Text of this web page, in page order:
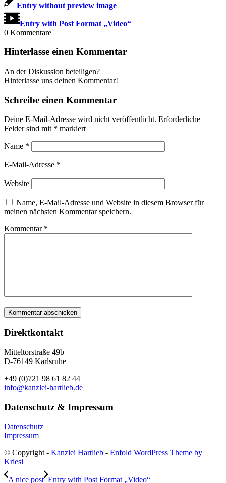
Entry without preview image
Entry with Post Format „Video“
0 Kommentare
Hinterlasse einen Kommentar
An der Diskussion beteiligen?
Hinterlasse uns deinen Kommentar!
Schreibe einen Kommentar
Deine E-Mail-Adresse wird nicht veröffentlicht. Erforderliche
Felder sind mit * markiert
Name *
E-Mail-Adresse *
Website
Name, E-Mail-Adresse und Website in diesem Browser für
meinen nächsten Kommentar speichern.
Kommentar *
Direktkontakt
Mitteltorstraße 49b
D-76149 Karlsruhe
+49 (0)721 98 61 82 44
info@kanzlei-hartlieb.de
Datenschutz & Impressum
Datenschutz
Impressum
© Copyright - Kanzlei Hartlieb - Enfold WordPress Theme by
Kriesi
A nice post Entry with Post Format „Video“